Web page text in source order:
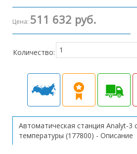
Цена: 511 632 руб.
Количество:
Автоматическая станция Analyt-3
температуры (177800) - Описание